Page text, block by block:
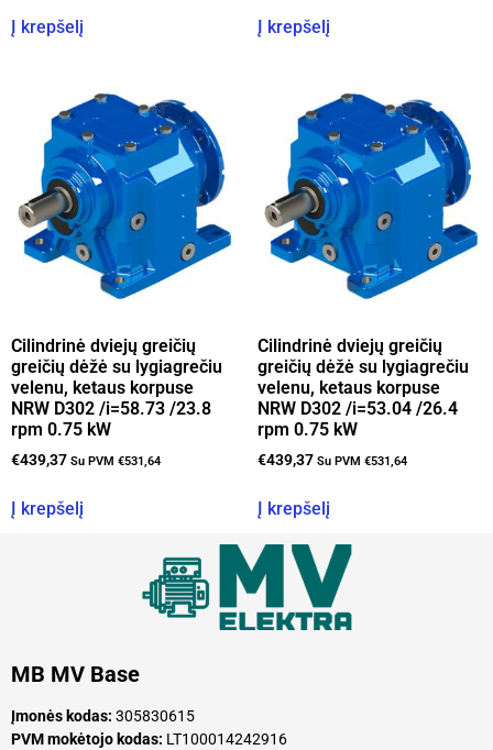
Į krepšelį Į krepšelį
Cilindrinė dviejų greičių
greičių dėžė su lygiagrečiu
velenu, ketaus korpuse
NRW D302 /i=58.73 /23.8
rpm 0.75 kW
€439,37 Su PVM €531,64
Į krepšelį
Cilindrinė dviejų greičių
greičių dėžė su lygiagrečiu
velenu, ketaus korpuse
NRW D302 /i=53.04 /26.4
rpm 0.75 kW
€439,37 Su PVM €531,64
Į krepšelį
MB MV Base
Įmonės kodas: 305830615
PVM mokėtojo kodas: LT100014242916